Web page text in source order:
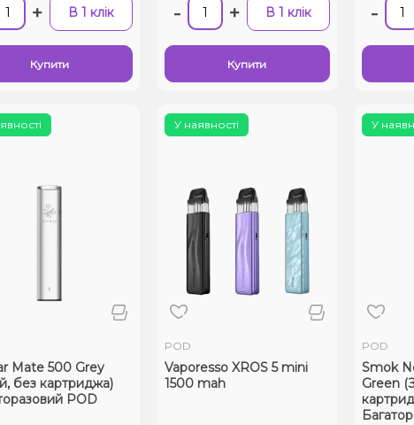
+ В 1 клік
Купити
- + В 1 клік
Купити
-
Mate 500 Grey
без картриджа)
POD
У наявності
POD
Vaporesso XROS 5 mini
1500 mah
У
POD
Smok
Green